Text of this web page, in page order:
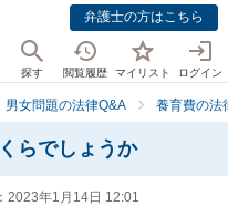
弁護士の方はこちら
探す 閲覧履歴 マイリスト ログイン
男女問題の法律Q&A 養育費の法
らでしょうか
2023年1月14日 12:01